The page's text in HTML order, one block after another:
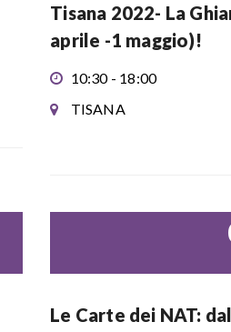
Tisana 2022- La
aprile -1 maggio)!
10:30 - 18:00
TISANA
Le Carte dei NAT: